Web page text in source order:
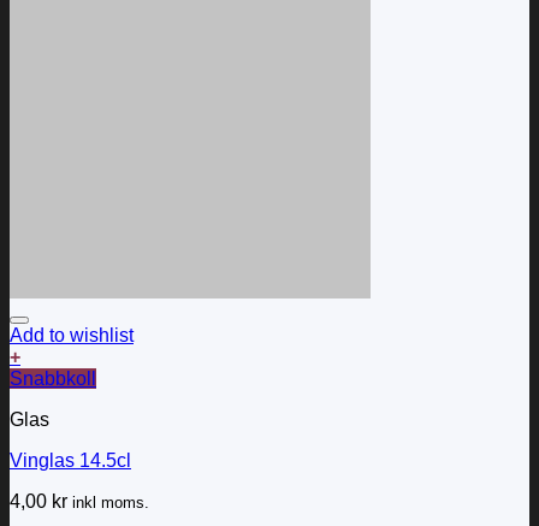
Add to wishlist
+
Snabbkoll
Glas
Vinglas 14.5cl
4,00 kr inkl moms.